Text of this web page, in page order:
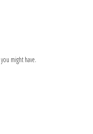
might have.